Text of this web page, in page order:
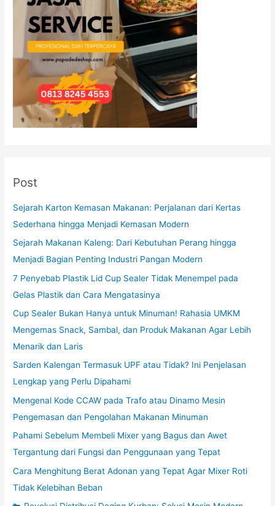
Post
Sejarah Karton Kemasan Makanan: Perjalanan dari Kertas
Sederhana hingga Menjadi Kemasan Modern
Sejarah Makanan Kaleng: Dari Kebutuhan Perang hingga
Menjadi Bagian Penting Industri Pangan Modern
7 Penyebab Plastik Lid Cup Sealer Tidak Menempel pada
Gelas Plastik dan Cara Mengatasinya
Cup Sealer Bukan Hanya untuk Minuman! Rahasia UMKM
Mengemas Snack, Sambal, dan Produk Makanan Agar Lebih
Menarik dan Laris
Sarden Kalengan Termasuk UPF atau Tidak? Ini Penjelasan
Lengkap yang Perlu Dipahami
Mengenal Kode CCAW pada Trafo atau Dinamo Mesin
Pengemasan dan Pengolahan Makanan Minuman
Pahami Sebelum Membeli Mixer yang Bagus dan Awet
Tergantung dari Fungsi dan Penggunaan yang Tepat
Cara Menghitung Berat Adonan yang Tepat Agar Mixer Roti
Tidak Kelebihan Beban